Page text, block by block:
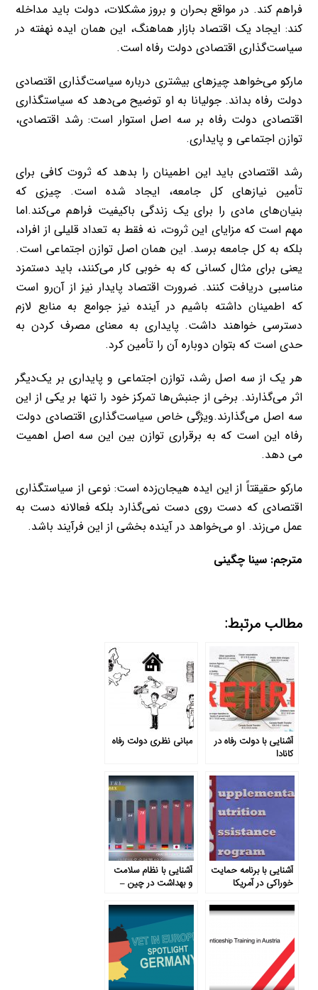
فراهم کند. در مواقع بحران و بروز مشکلات، دولت باید مداخله
کند: ایجاد یک اقتصاد بازار هماهنگ، این همان ایده نهفته در
سیاست‌گذاری اقتصادی دولت رفاه است.
مارکو می‌خواهد چیزهای بیشتری درباره سیاست‌گذاری اقتصادی
دولت رفاه بداند. جولیانا به او توضیح می‌دهد که سیاستگذاری
اقتصادی دولت رفاه بر سه اصل استوار است: رشد اقتصادی،
توازن اجتماعی و پایداری.
رشد اقتصادی باید این اطمینان را بدهد که ثروت کافی برای
تأمین نیازهای کل جامعه، ایجاد شده است. چیزی که
بنیان‌های مادی را برای یک زندگی باکیفیت فراهم می‌کند.اما
مهم است که مزایای این ثروت، نه فقط به تعداد قلیلی از افراد،
بلکه به کل جامعه برسد. این همان اصل توازن اجتماعی است.
یعنی برای مثال کسانی که به خوبی کار می‌کنند، باید دستمزد
مناسبی دریافت کنند. ضرورت اقتصاد پایدار نیز از آن‌رو است
که اطمینان داشته باشیم در آینده نیز جوامع به منابع لازم
دسترسی خواهند داشت. پایداری به معنای مصرف کردن به
حدی است که بتوان دوباره آن را تأمین کرد.
هر یک از سه اصل رشد، توازن اجتماعی و پایداری بر یک‌دیگر
اثر می‌گذارند. برخی از جنبش‌ها تمرکز خود را تنها بر یکی از این
سه اصل می‌گذارند.ویژگی خاص سیاست‌گذاری اقتصادی دولت
رفاه این است که به برقراری توازن بین این سه اصل اهمیت
می دهد.
مارکو حقیقتاً از این ایده هیجان‌زده است: نوعی از سیاستگذاری
اقتصادی که دست روی دست نمی‌گذارد بلکه فعالانه دست به
عمل می‌زند. او می‌خواهد در آینده بخشی از این فرآیند باشد.
مترجم: سینا چگینی
مطالب مرتبط:
آشنایی با دولت رفاه در
کانادا
مبانی نظری دولت رفاه
آشنایی با برنامه حمایت
خوراکی در آمریکا
آشنایی با نظام سلامت
و بهداشت در چین –
بهداشت و درمان